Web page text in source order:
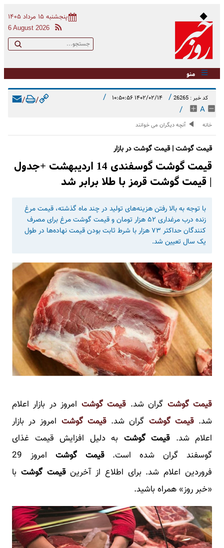
پنجشنبه ۱۵ مرداد ۱۴۰۵
6 August 2026
منو
کد خبر : 26265 / ۱۴۰۲/۰۲/۱۴ ۱۰:۵۰:۵۶ /
A
/
/
/
خانه آنچه دیگران می خوانند
قیمت گوشت | قیمت گوشت در بازار
قیمت گوشت گوسفندی 14 اردیبهشت +جدول
| قیمت گوشت قرمز با طلا برابر شد
با توجه به بالا رفتن هزینه‌های تولید در چند ماه گذشته، قیمت مرغ
زنده درب مرغداری ۵۲ هزار تومان و قیمت گوشت مرغ برای مصرف
کنندگان حداکثر ۷۳ هزار با شرط ثابت بودن قیمت نهاده‌ها در طول
یک سال تعیین شد.
قیمت گوشت گران شد. قیمت گوشت امروز در بازار اعلام
شد.قیمت گوشت گران شد. قیمت گوشت امروز در بازار
اعلام شد. قیمت گوشت به دلیل افزایش قیمت غذای
گوسفند گران شده است.قیمت گوشت
امروز 29
فروردین اعلام شد. برای اطلاع از آخرینقیمت گوشت با
«خبر روز» همراه باشید.